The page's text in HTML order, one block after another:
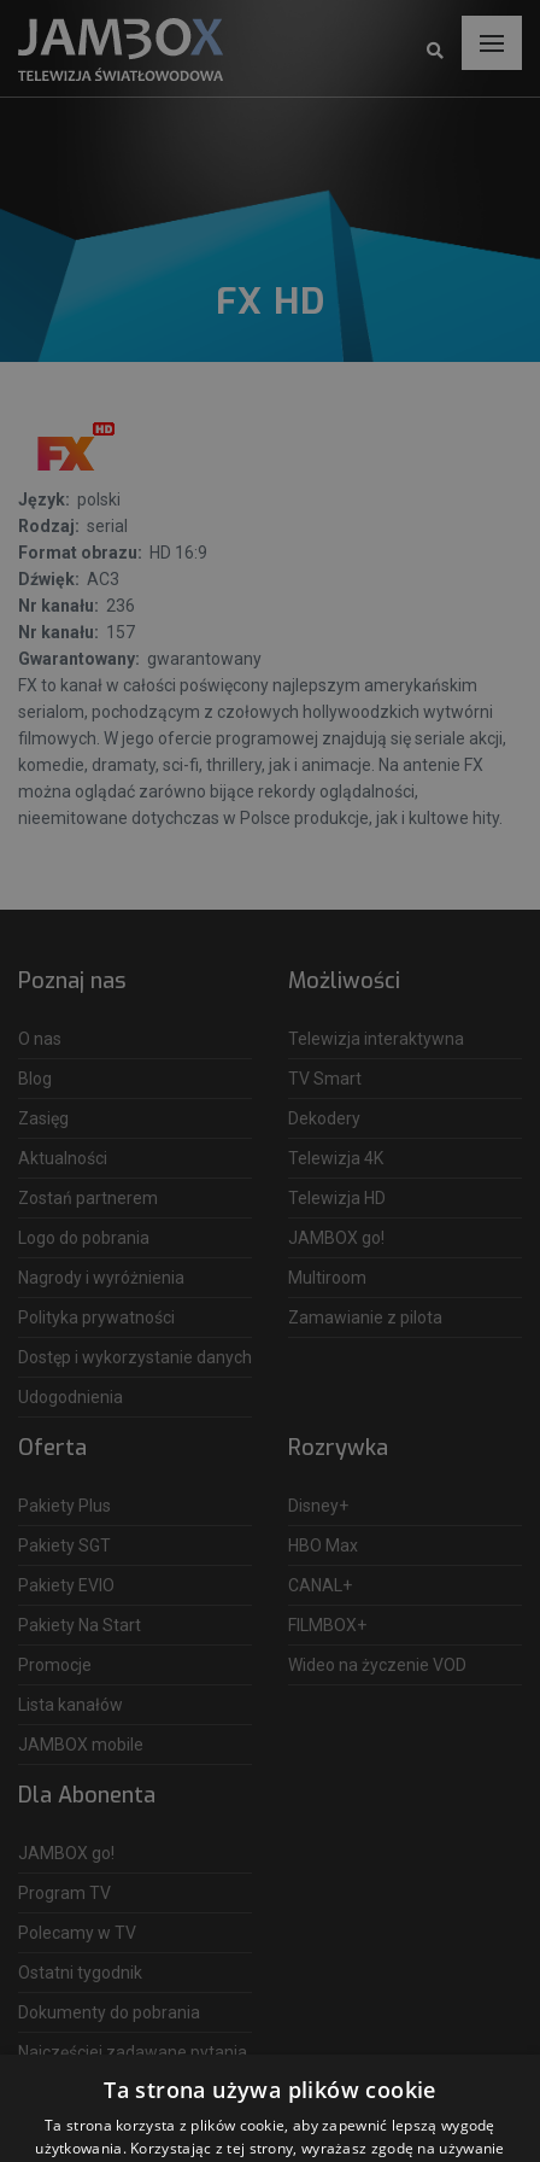
FX HD
Język: polski
Rodzaj: serial
Format obrazu: HD 16:9
Dźwięk: AC3
Nr kanału: 236
Nr kanału: 157
Gwarantowany: gwarantowany
FX to kanał w całości poświęcony najlepszym amerykańskim
serialom, pochodzącym z czołowych hollywoodzkich wytwórni
filmowych. W jego ofercie programowej znajdują się seriale akcji,
komedie, dramaty, sci-fi, thrillery, jak i animacje. Na antenie FX
można oglądać zarówno bijące rekordy oglądalności,
nieemitowane dotychczas w Polsce produkcje, jak i kultowe hity.
Poznaj nas
O nas
Blog
Zasięg
Aktualności
Zostań partnerem
Logo do pobrania
Nagrody i wyróżnienia
Polityka prywatności
Dostęp i wykorzystanie danych
Udogodnienia
Możliwości
Telewizja interaktywna
TV Smart
Dekodery
Telewizja 4K
Telewizja HD
JAMBOX go!
Multiroom
Zamawianie z pilota
Oferta
Pakiety Plus
Pakiety SGT
Pakiety EVIO
Pakiety Na Start
Promocje
Lista kanałów
JAMBOX mobile
Rozrywka
Disney+
HBO Max
CANAL+
FILMBOX+
Wideo na życzenie VOD
Dla Abonenta
JAMBOX go!
Program TV
Polecamy w TV
Ostatni tygodnik
Dokumenty do pobrania
Najczęściej zadawane pytania
Telewizja Światłowodowa
Ta strona używa plików cookie
Ta strona korzysta z plików cookie, aby zapewnić lepszą wygodę
użytkowania. Korzystając z tej strony, wyrażasz zgodę na używanie